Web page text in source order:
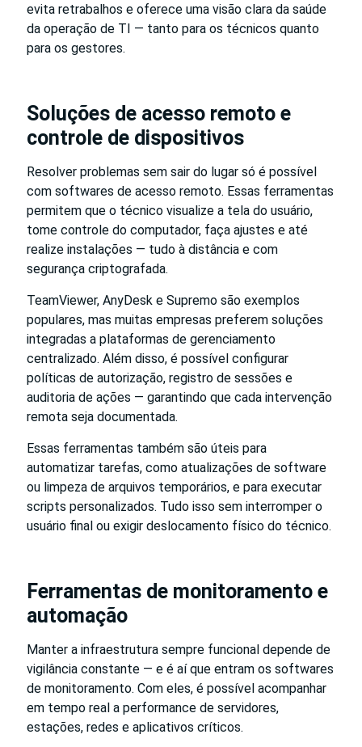
evita retrabalhos e oferece uma visão clara da saúde
da operação de TI — tanto para os técnicos quanto
para os gestores.
Soluções de acesso remoto e
controle de dispositivos
Resolver problemas sem sair do lugar só é possível
com softwares de acesso remoto. Essas ferramentas
permitem que o técnico visualize a tela do usuário,
tome controle do computador, faça ajustes e até
realize instalações — tudo à distância e com
segurança criptografada.
TeamViewer, AnyDesk e Supremo são exemplos
populares, mas muitas empresas preferem soluções
integradas a plataformas de gerenciamento
centralizado. Além disso, é possível configurar
políticas de autorização, registro de sessões e
auditoria de ações — garantindo que cada intervenção
remota seja documentada.
Essas ferramentas também são úteis para
automatizar tarefas, como atualizações de software
ou limpeza de arquivos temporários, e para executar
scripts personalizados. Tudo isso sem interromper o
usuário final ou exigir deslocamento físico do técnico.
Ferramentas de monitoramento e
automação
Manter a infraestrutura sempre funcional depende de
vigilância constante — e é aí que entram os softwares
de monitoramento. Com eles, é possível acompanhar
em tempo real a performance de servidores,
estações, redes e aplicativos críticos.